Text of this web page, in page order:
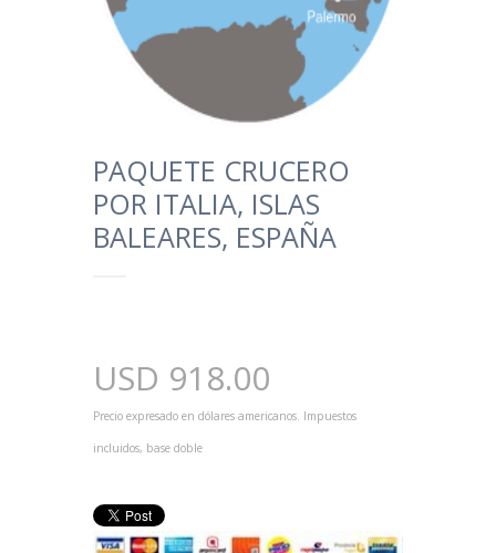
PAQUETE CRUCERO
POR ITALIA, ISLAS
BALEARES, ESPAÑA
USD 918.00
Precio expresado en dólares americanos. Impuestos
incluidos, base doble